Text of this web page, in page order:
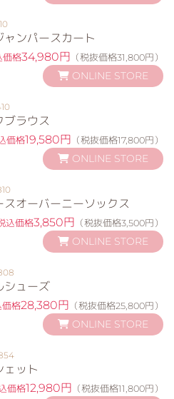
ャンパースカート
価格34,980円 （税抜価格31,800円）
ONLINE STORE
ブラウス
価格19,580円 （税抜価格17,800円）
ONLINE STORE
スオーバーニーソックス
込価格3,850円 （税抜価格3,500円）
ONLINE STORE
シューズ
価格28,380円 （税抜価格25,800円）
ONLINE STORE
ェット
価格12,980円 （税抜価格11,800円）